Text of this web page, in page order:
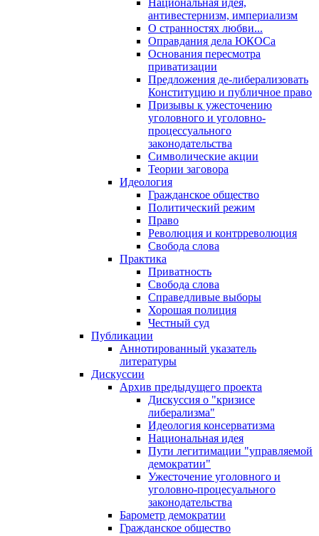
Национальная идея,
антивестернизм, империализм
О странностях любви...
Оправдания дела ЮКОСа
Основания пересмотра
приватизации
Предложения де-либерализовать
Конституцию и публичное право
Призывы к ужесточению
уголовного и уголовно-
процессуального
законодательства
Символические акции
Теории заговора
Идеология
Гражданское общество
Политический режим
Право
Революция и контрреволюция
Свобода слова
Практика
Приватность
Свобода слова
Справедливые выборы
Хорошая полиция
Честный суд
Публикации
Аннотированный указатель
литературы
Дискуссии
Архив предыдущего проекта
Дискуссия о "кризисе
либерализма"
Идеология консерватизма
Национальная идея
Пути легитимации "управляемой
демократии"
Ужесточение уголовного и
уголовно-процесуального
законодательства
Барометр демократии
Гражданское общество